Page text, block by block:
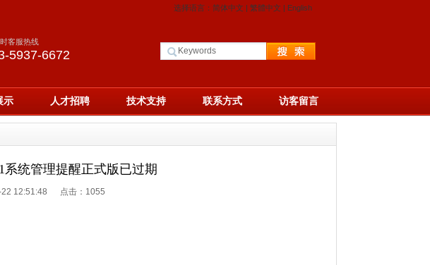
选择语言： 简体中文 | 繁體中文 | English
客服热线
5937-6672
示 人才招聘 技术支持 联系方式 访客留言
系统管理提醒正式版已过期
22 12:51:48 点击： 1055